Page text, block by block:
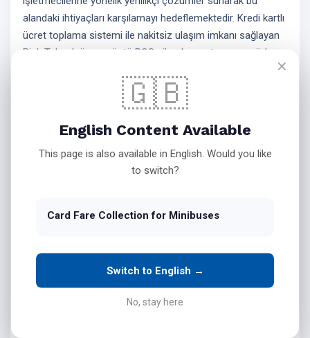
alandaki ihtiyaçları karşılamayı hedeflemektedir. Kredi kartlı
ücret toplama sistemi ile nakitsiz ulaşım imkanı sağlayan
Bink Teknoloji, araç üstü POS cihazları ve temassız ödeme
modernleştirmeyi amaçlamaktadır.
hem kullanıcıların hem de işletmelerin hayatını
kolaylaştırmaktadır. Çanakkale'de, dijital ulaşım kartı
uygulamaları ile entegre bir şekilde çalışan bu sistem
bu alandaki çözümleriyle Çanakkale'deki toplu taşıma
Dolmuş ve Minibüsler İçin Kredi Kartlı Ücret Toplama
Sistemi
✕
🇬🇧
English Content Available
This page is also available in English. Would you like
to switch?
Card Fare Collection for Minibuses
Switch to English →
No, stay here